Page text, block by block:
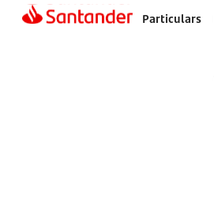
Particulars